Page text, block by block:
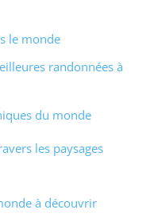
le monde
randonnées à
du monde
les paysages
à découvrir